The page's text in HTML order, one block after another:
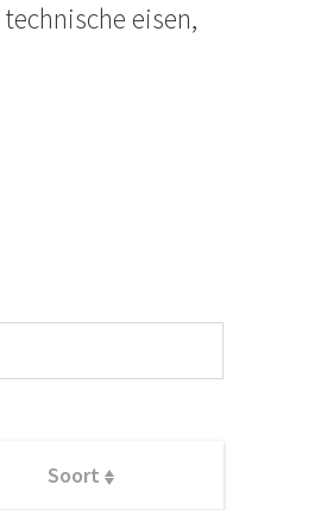
eisen,
Soort